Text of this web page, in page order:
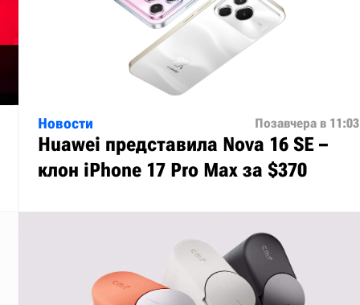
Новости Позавчера в 11:03
Huawei представила Nova 16 SE –
клон iPhone 17 Pro Max за $370